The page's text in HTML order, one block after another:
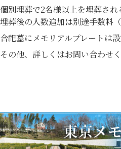
個別埋葬で2名様以上を埋葬さ
埋葬後の人数追加は別途手数料
合祀墓にメモリアルプレートは
その他、詳しくはお問い合わせく